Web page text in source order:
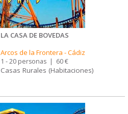
LA CASA DE BOVEDAS
Arcos de la Frontera -Cádiz
1 - 20 personas | 60 €
Casas Rurales (Habitaciones)